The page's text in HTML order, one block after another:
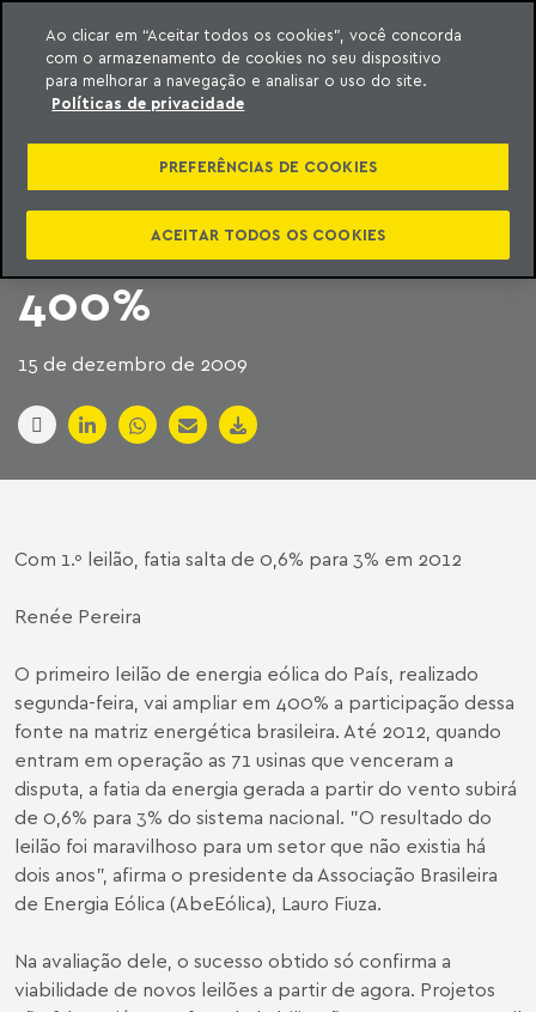
o conteúdo
Machado Meyer
PARTICIPAÇÃO DE
EÓLICA NA MATRIZ
ENERGÉTICA SOBE
400%
15 de dezembro de 2009
Com 1.º leilão, fatia salta de 0,6% para 3% em 2012
Renée Pereira
O primeiro leilão de energia eólica do País, realizado
segunda-feira, vai ampliar em 400% a participação dessa
fonte na matriz energética brasileira. Até 2012, quando
entram em operação as 71 usinas que venceram a
disputa, a fatia da energia gerada a partir do vento subirá
de 0,6% para 3% do sistema nacional. "O resultado do
leilão foi maravilhoso para um setor que não existia há
dois anos", afirma o presidente da Associação Brasileira
de Energia Eólica (AbeEólica), Lauro Fiuza.
Na avaliação dele, o sucesso obtido só confirma a
viabilidade de novos leilões a partir de agora. Projetos
Ao clicar em “Aceitar todos os cookies”, você concorda
com o armazenamento de cookies no seu dispositivo
para melhorar a navegação e analisar o uso do site.
Políticas de privacidade
PREFERÊNCIAS DE COOKIES
ACEITAR TODOS OS COOKIES